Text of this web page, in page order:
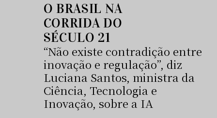
O BRASIL NA
CORRIDA DO
SÉCULO 21
“Não existe contradição entre
inovação e regulação”, diz
Luciana Santos, ministra da
Ciência, Tecnologia e
Inovação, sobre a IA